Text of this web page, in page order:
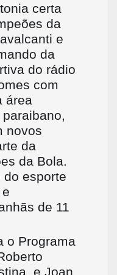
certa
da
e
da
do rádio
com
área
novos
da
da Bola.
do esporte
de 11
o Programa
e Joan